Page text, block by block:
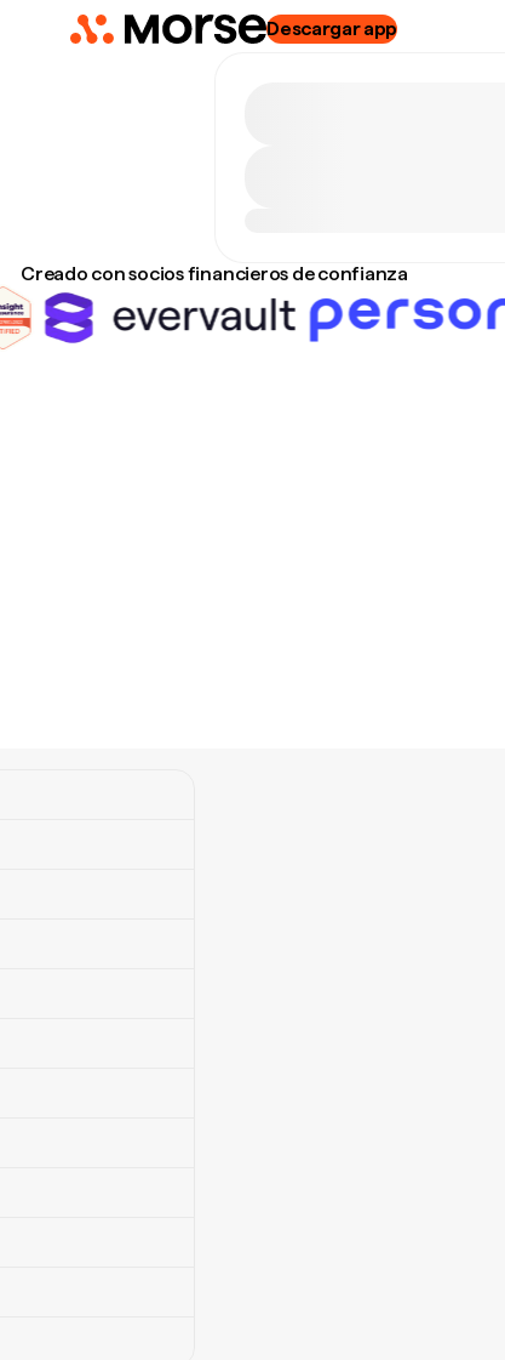
Descargar app
Creado con socios financieros de confianza